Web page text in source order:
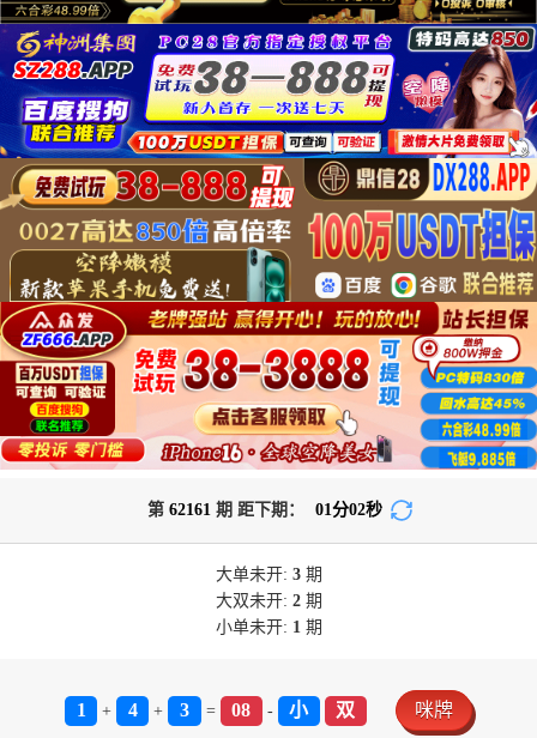
第 62161 期 距下期： 01 分02秒
大单未开: 3期
大双未开: 2期
小单未开: 1 期
1 + 4 + 3 = 08 - 小 双 咪牌